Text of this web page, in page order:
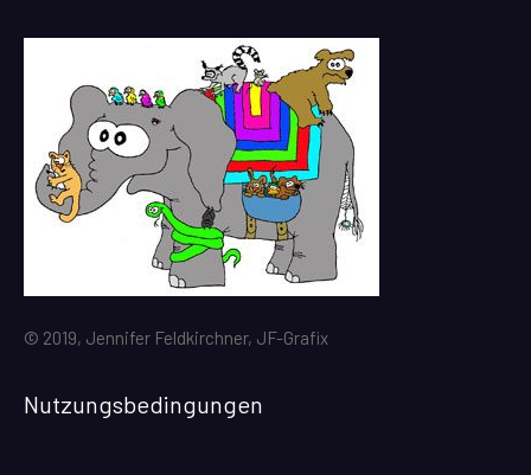
© 2019, Jennifer Feldkirchner, JF-Grafix
Nutzungsbedingungen